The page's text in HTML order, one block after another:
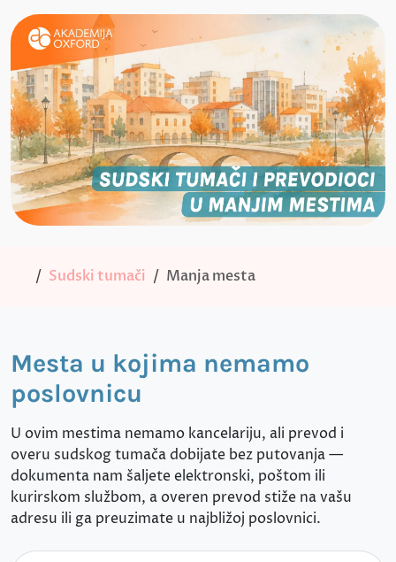
Sudski tumači Manja mesta
Mesta u kojima nemamo
poslovnicu
U ovim mestima nemamo kancelariju, ali prevod i
overu sudskog tumača dobijate bez putovanja —
dokumenta nam šaljete elektronski, poštom ili
kurirskom službom, a overen prevod stiže na vašu
adresu ili ga preuzimate u najbližoj poslovnici.